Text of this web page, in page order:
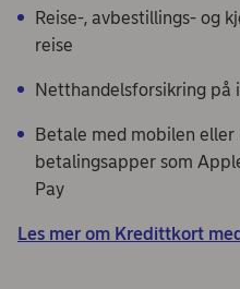
Reise-, avbestillings- og
reise
Netthandelsforsikring på
Betale med mobilen eller
betalingsapper som
Pay
Les mer om Kredittkort